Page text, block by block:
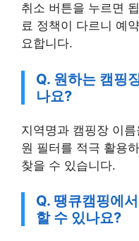
취소 버튼을 누르면
료 정책이 다르니 예
요합니다.
Q. 원하는 캠핑
나요?
지역명과 캠핑장 이
원 필터를 적극 활용
찾을 수 있습니다.
Q. 땡큐캠핑에
할 수 있나요?